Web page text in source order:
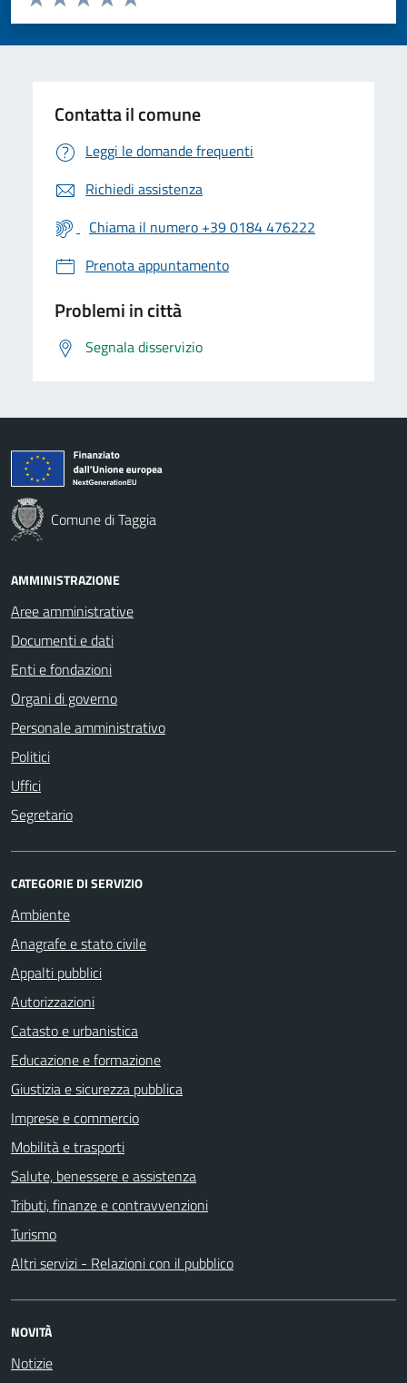
Valuta 5 stelle su 5
Valuta 4 stelle su 5
Valuta 3 stelle su 5
Valuta 2 stelle su 5
Valuta 1 stelle su 5
Contatta il comune
Leggi le domande frequenti
Richiedi assistenza
Chiama il numero +39 0184 476222
Prenota appuntamento
Problemi in città
Segnala disservizio
Comune di Taggia
AMMINISTRAZIONE
Aree amministrative
Documenti e dati
Enti e fondazioni
Organi di governo
Personale amministrativo
Politici
Uffici
Segretario
CATEGORIE DI SERVIZIO
Ambiente
Anagrafe e stato civile
Appalti pubblici
Autorizzazioni
Catasto e urbanistica
Educazione e formazione
Giustizia e sicurezza pubblica
Imprese e commercio
Mobilità e trasporti
Salute, benessere e assistenza
Tributi, finanze e contravvenzioni
Turismo
Altri servizi - Relazioni con il pubblico
NOVITÀ
Notizie